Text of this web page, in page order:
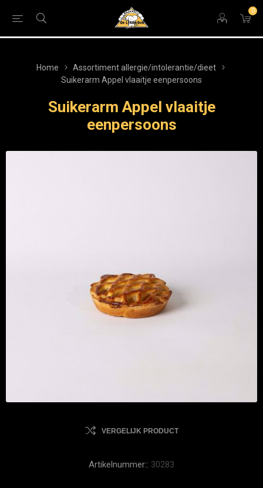
0
Home
Assortiment allergie/intolerantie/dieet
Suikerarm Appel vlaaitje eenpersoons
Suikerarm Appel vlaaitje
eenpersoons
VERGELIJK PRODUCT
Artikelnummer:: 30283